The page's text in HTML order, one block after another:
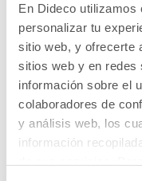
En Dideco utilizamos
personalizar tu
sitio web, y ofrecerte
sitios web y en redes
información sobre el
colaboradores de
y análisis web, los
información
¡Sé el